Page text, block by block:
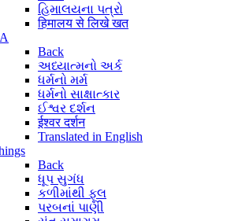
હિમાલયના પત્રો
हिमालय से लिखे खत
Back
અધ્યાત્મનો અર્ક
ધર્મનો મર્મ
ધર્મનો સાક્ષાત્કાર
ઈશ્વર દર્શન
ईश्वर दर्शन
Translated in English
Back
ધૂપ સુગંધ
કળીમાંથી ફૂલ
પરબનાં પાણી